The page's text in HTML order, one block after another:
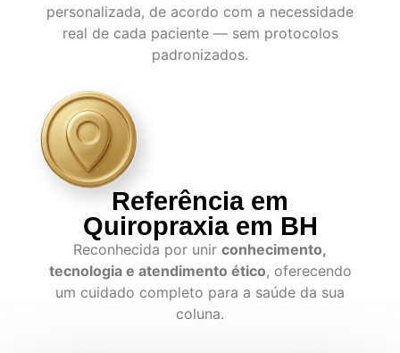
personalizada, de acordo com a necessidade
real de cada paciente — sem protocolos
padronizados.
Referência em
Quiropraxia em BH
Reconhecida por unir conhecimento,
tecnologia e atendimento ético, oferecendo
um cuidado completo para a saúde da sua
coluna.